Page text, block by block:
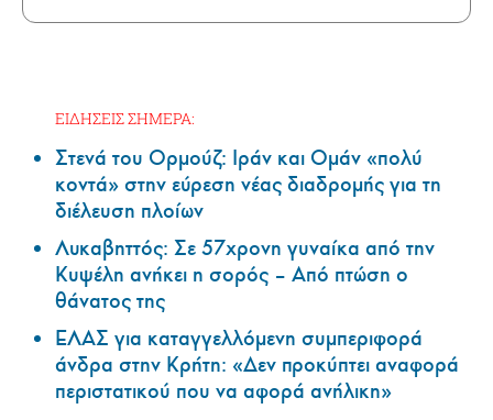
ΕΙΔΗΣΕΙΣ ΣΗΜΕΡΑ:
Στενά του Ορμούζ: Ιράν και Ομάν «πολύ
κοντά» στην εύρεση νέας διαδρομής για τη
διέλευση πλοίων
Λυκαβηττός: Σε 57χρονη γυναίκα από την
Κυψέλη ανήκει η σορός – Από πτώση ο
θάνατος της
ΕΛΑΣ για καταγγελλόμενη συμπεριφορά
άνδρα στην Κρήτη: «Δεν προκύπτει αναφορά
περιστατικού που να αφορά ανήλικη»